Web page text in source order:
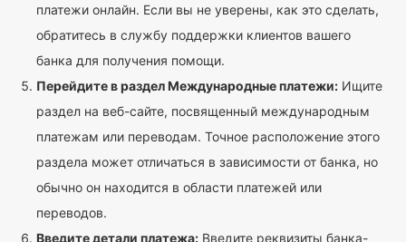
платежи онлайн. Если вы не уверены, как это сделать,
обратитесь в службу поддержки клиентов вашего
банка для получения помощи.
Перейдите в раздел Международные платежи: Ищите
раздел на веб-сайте, посвященный международным
платежам или переводам. Точное расположение этого
раздела может отличаться в зависимости от банка, но
обычно он находится в области платежей или
переводов.
Введите детали платежа: Введите реквизиты банка-